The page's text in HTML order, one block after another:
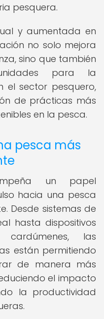
pesquera.
y aumentada en
no solo mejora
sino que también
para la
el sector pesquero,
de prácticas más
en la pesca.
pesca más
un papel
hacia una pesca
Desde sistemas de
hasta dispositivos
las
están permitiendo
de manera más
el impacto
la productividad